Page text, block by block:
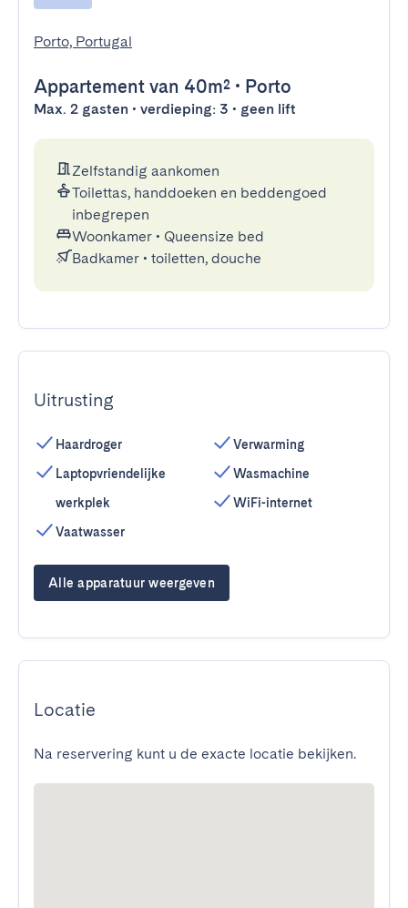
Porto, Portugal
Appartement van 40m² • Porto
Max. 2 gasten • verdieping: 3 • geen lift
Zelfstandig aankomen
Toilettas, handdoeken en beddengoed
inbegrepen
Woonkamer • Queensize bed
Badkamer • toiletten, douche
Uitrusting
Haardroger
Laptopvriendelijke
werkplek
Vaatwasser
Verwarming
Wasmachine
WiFi-internet
Alle apparatuur weergeven
Locatie
Na reservering kunt u de exacte locatie bekijken.